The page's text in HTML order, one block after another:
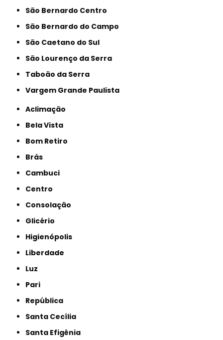
São Bernardo Centro
São Bernardo do Campo
São Caetano do Sul
São Lourenço da Serra
Taboão da Serra
Vargem Grande Paulista
Aclimação
Bela Vista
Bom Retiro
Brás
Cambuci
Centro
Consolação
Glicério
Higienópolis
Liberdade
Luz
Pari
República
Santa Cecília
Santa Efigênia